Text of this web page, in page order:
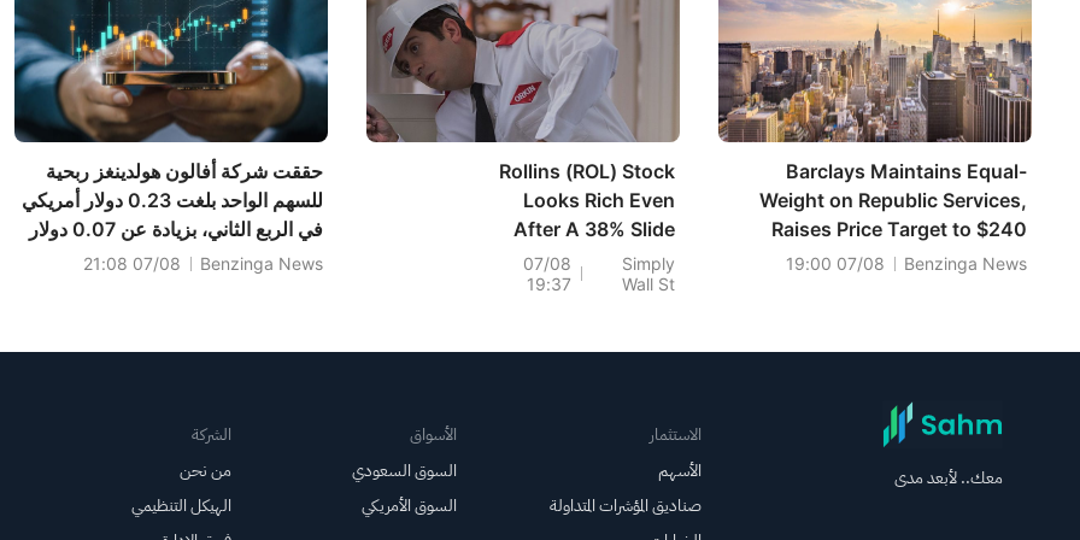
Barclays Maintains Equal-
Weight on Republic Services,
Raises Price Target to $240
Benzinga News
07/08 19:00
Rollins (ROL) Stock
Looks Rich Even
After A 38% Slide
Simply
Wall St
07/08
19:37
حققت شركة أفالون هولدينغز ربحية
للسهم الواحد بلغت 0.23 دولار أمريكي
في الربع الثاني، بزيادة عن 0.07 دولار
أمريكي في الفترة نفسها من العام
Benzinga News
07/08 21:08
معك.. لأبعد مدى
الاستثمار
الأسهم
صناديق المؤشرات المتداولة
الأسواق
السوق السعودي
السوق الأمريكي
الشركة
من نحن
الهيكل التنظيمي